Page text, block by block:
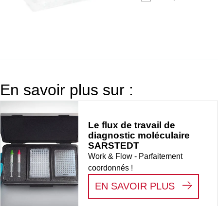
En savoir plus sur :
Le flux de travail de
diagnostic moléculaire
SARSTEDT
Work & Flow - Parfaitement
coordonnés !
EN SAVOIR PLUS: LE